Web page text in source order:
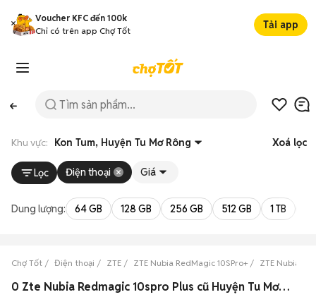
Voucher KFC đến 100k
Chỉ có trên app Chợ Tốt
Tải app
Khu vực: Kon Tum, Huyện Tu Mơ Rông Xoá lọc
Lọc Điện thoại Giá
Dung lượng: 64 GB 128 GB 256 GB 512 GB 1 TB
Chợ Tốt Điện thoại ZTE ZTE Nubia RedMagic 10SPro+ ZTE Nubia
0 Zte Nubia Redmagic 10spro Plus cũ Huyện Tu Mơ Rông, Kon Tum đẹp